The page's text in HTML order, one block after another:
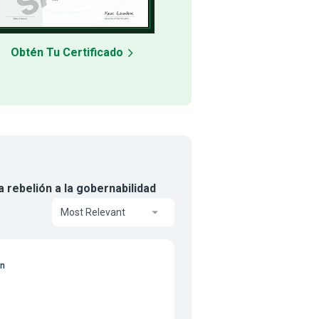
Obtén Tu Certificado
rebelión a la gobernabilidad
Most Relevant